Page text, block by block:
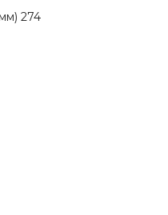
274